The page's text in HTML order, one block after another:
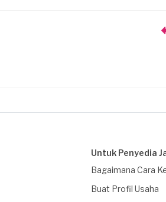
Untuk Penyedia
Bagaimana Cara
Buat Profil Usaha